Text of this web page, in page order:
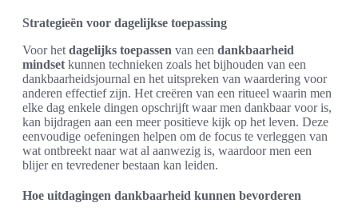
Strategieën voor dagelijkse toepassing
Voor het dagelijks toepassen van een dankbaarheid
mindset kunnen technieken zoals het bijhouden van een
dankbaarheidsjournal en het uitspreken van waardering voor
anderen effectief zijn. Het creëren van een ritueel waarin men
elke dag enkele dingen opschrijft waar men dankbaar voor is,
kan bijdragen aan een meer positieve kijk op het leven. Deze
eenvoudige oefeningen helpen om de focus te verleggen van
wat ontbreekt naar wat al aanwezig is, waardoor men een
blijer en tevredener bestaan kan leiden.
Hoe uitdagingen dankbaarheid kunnen bevorderen